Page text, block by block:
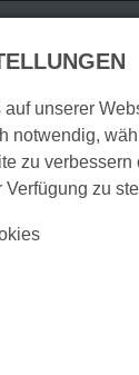
ID
am oberen
Sie aus den
am Zielobjekt
unserer
notwendig,
zu
zu